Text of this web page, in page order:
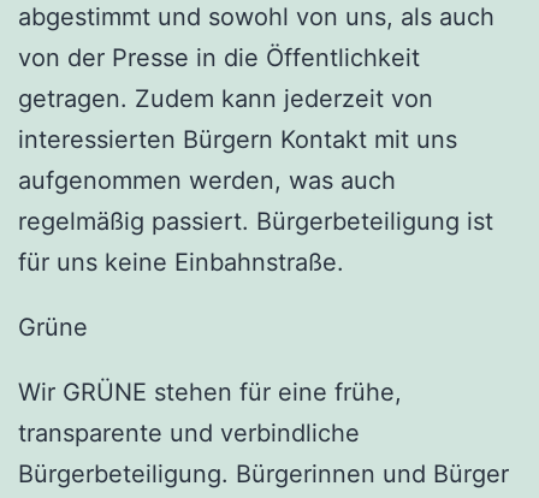
abgestimmt und sowohl von uns, als auch
von der Presse in die Öffentlichkeit
getragen. Zudem kann jederzeit von
interessierten Bürgern Kontakt mit uns
aufgenommen werden, was auch
regelmäßig passiert. Bürgerbeteiligung ist
für uns keine Einbahnstraße.
Grüne
Wir GRÜNE stehen für eine frühe,
transparente und verbindliche
Bürgerbeteiligung. Bürgerinnen und Bürger